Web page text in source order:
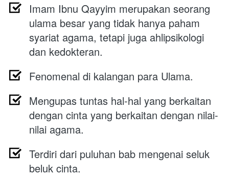
Imam Ibnu Qayyim merupakan seorang
ulama besar yang tidak hanya paham
syariat agama, tetapi juga ahlipsikologi
dan kedokteran.
Fenomenal di kalangan para Ulama.
Mengupas tuntas hal-hal yang berkaitan
dengan cinta yang berkaitan dengan nilai-
nilai agama.
Terdiri dari puluhan bab mengenai seluk
beluk cinta.